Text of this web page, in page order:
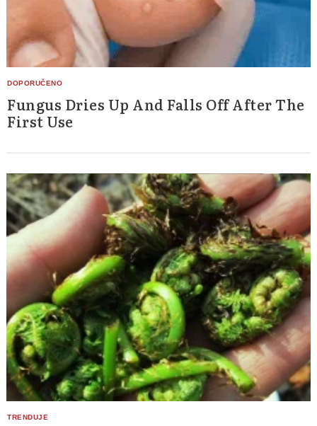
Fungus Dries Up And Falls Off After The
First Use